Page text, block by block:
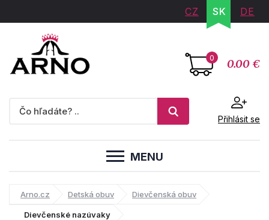
CZ SK DE
0 0.00 €
Přihlásit se
MENU
Arno.cz Detská obuv Dievčenská obuv
Dievčenské nazúvaky